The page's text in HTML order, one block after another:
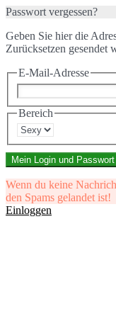
Passwort vergessen?
Geben Sie hier die
Zurücksetzen gesendet
E-Mail-Adresse
Bereich
Mein Login und
Wenn du keine
den Spams gelandet ist!
Einloggen